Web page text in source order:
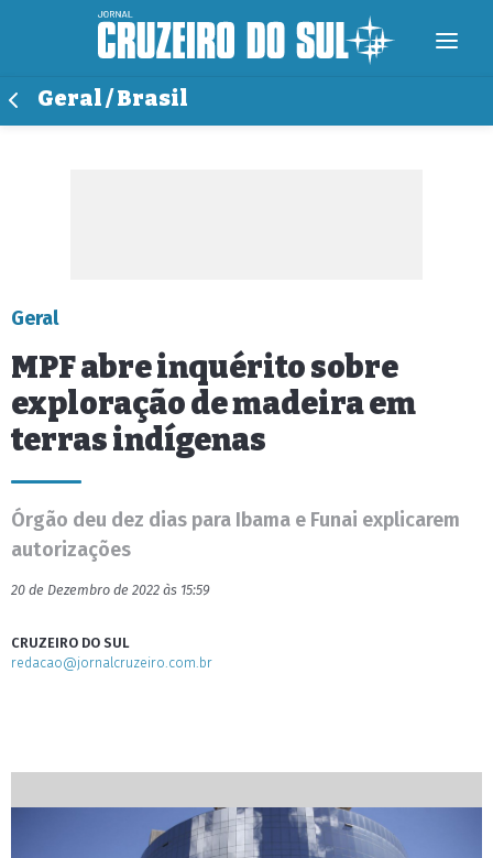
Geral / Brasil
Geral
MPF abre inquérito sobre
exploração de madeira em
terras indígenas
Órgão deu dez dias para Ibama e Funai explicarem
autorizações
20 de Dezembro de 2022 às 15:59
CRUZEIRO DO SUL
redacao@jornalcruzeiro.com.br